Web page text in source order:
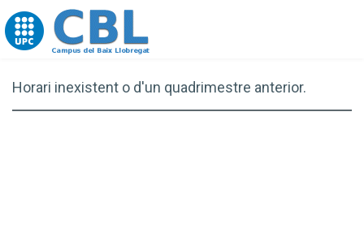
Go to upc.edu
Horari inexistent o d'un quadrimestre anterior.